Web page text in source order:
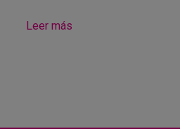
Leer más